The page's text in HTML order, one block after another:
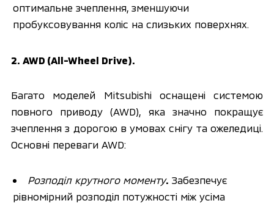
оптимальне зчеплення, зменшуючи
пробуксовування коліс на слизьких поверхнях.
2. AWD (All-Wheel Drive).
Багато моделей Mitsubishi оснащені системою
повного приводу (AWD), яка значно покращує
зчеплення з дорогою в умовах снігу та ожеледиці.
Основні переваги AWD:
Розподіл крутного моменту. Забезпечує
рівномірний розподіл потужності між усіма